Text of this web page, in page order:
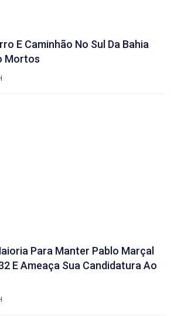
E Caminhão No Sul Da Bahia
Mortos
Para Manter Pablo Marçal
E Ameaça Sua Candidatura Ao